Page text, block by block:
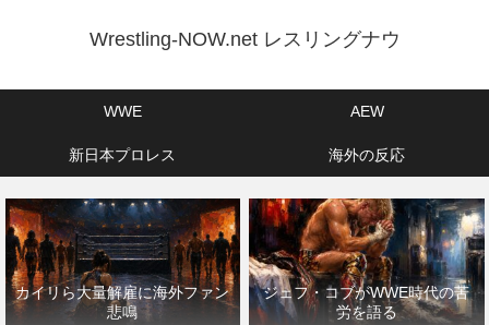
Wrestling-NOW.net レスリングナウ
WWE AEW
新日本プロレス 海外の反応
カイリら大量解雇に海外ファン
悲鳴
ジェフ・コブがWWE時代の苦
労を語る